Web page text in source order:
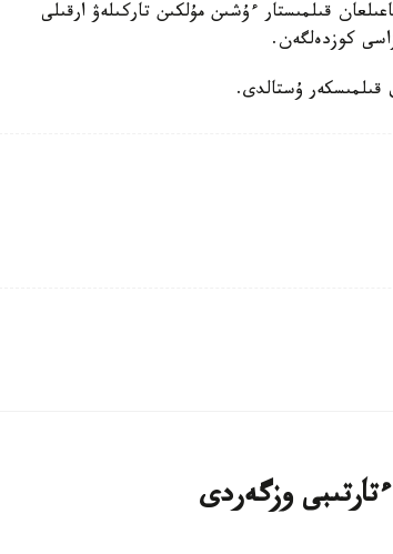
قىلمىستار ءۇشىن مۇلكىن تاركىلەۋ ارقىلى
كوزدەلگەن.
وزگەردى